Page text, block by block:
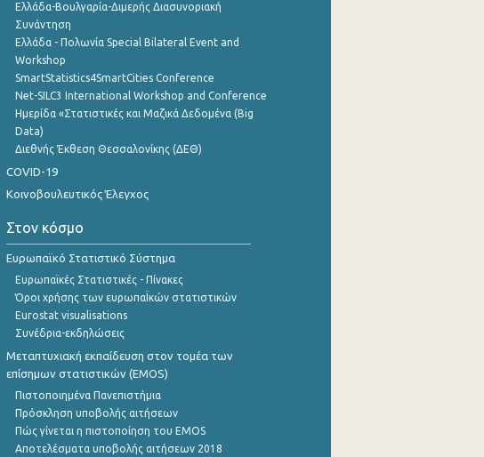
Ελλάδα-Βουλγαρία-Διμερής Διασυνοριακή
Συνάντηση
Ελλάδα - Πολωνία Special Bilateral Event and
Workshop
SmartStatistics4SmartCities Conference
Net-SILC3 International Workshop and Conference
Ημερίδα «Στατιστικές και Μαζικά Δεδομένα (Big
Data)
Διεθνής Έκθεση Θεσσαλονίκης (ΔΕΘ)
COVID-19
Κοινοβουλευτικός Έλεγχος
Στον κόσμο
Ευρωπαϊκό Στατιστικό Σύστημα
Ευρωπαϊκές Στατιστικές - Πίνακες
Όροι χρήσης των ευρωπαΪκών στατιστικών
Eurostat visualisations
Συνέδρια-εκδηλώσεις
Μεταπτυχιακή εκπαίδευση στον τομέα των
επίσημων στατιστικών (EMOS)
Πιστοποιημένα Πανεπιστήμια
Πρόσκληση υποβολής αιτήσεων
Πώς γίνεται η πιστοποίηση του EMOS
Αποτελέσματα υποβολής αιτήσεων 2018